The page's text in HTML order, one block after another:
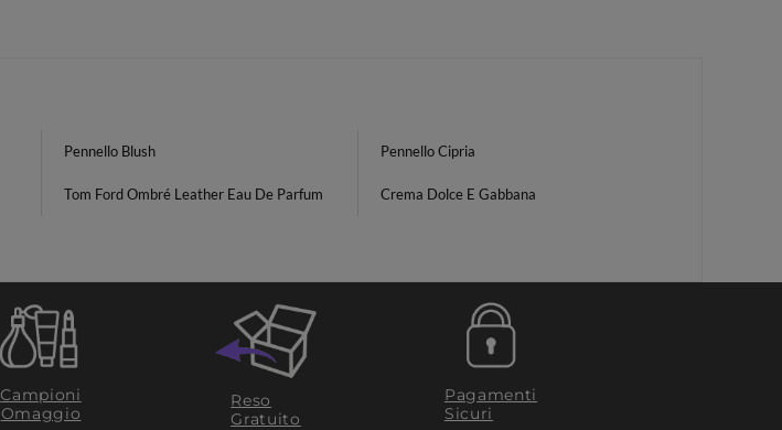
Pennello Blush Pennello Cipria
Tom Ford Ombré Leather Eau De Parfum Crema Dolce E Gabbana
Campioni
Omaggio
Reso
Gratuito
Pagamenti
Sicuri